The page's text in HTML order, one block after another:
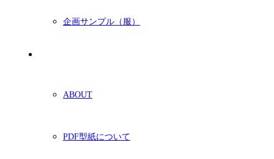
企画サンプル（服）
ABOUT
PDF型紙について